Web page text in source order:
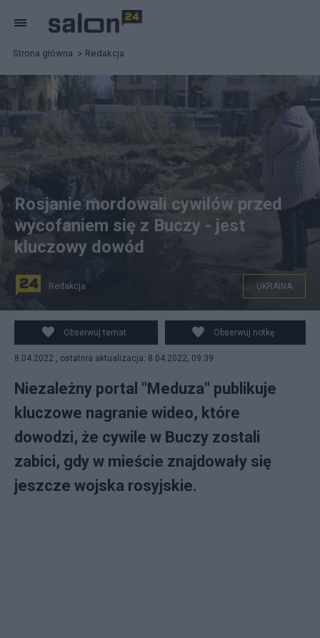
Strona główna Redakcja
Kobieta przy masowym grobie w Buczy, fot.
PAP/EPA/OLEG PETRASYUK
Rosjanie mordowali cywilów przed
wycofaniem się z Buczy - jest
kluczowy dowód
Redakcja UKRAINA
Obserwuj temat Obserwuj notkę
8.04.2022 , ostatnia aktualizacja: 8.04.2022, 09:39
Niezależny portal "Meduza" publikuje
kluczowe nagranie wideo, które
dowodzi, że cywile w Buczy zostali
zabici, gdy w mieście znajdowały się
jeszcze wojska rosyjskie.